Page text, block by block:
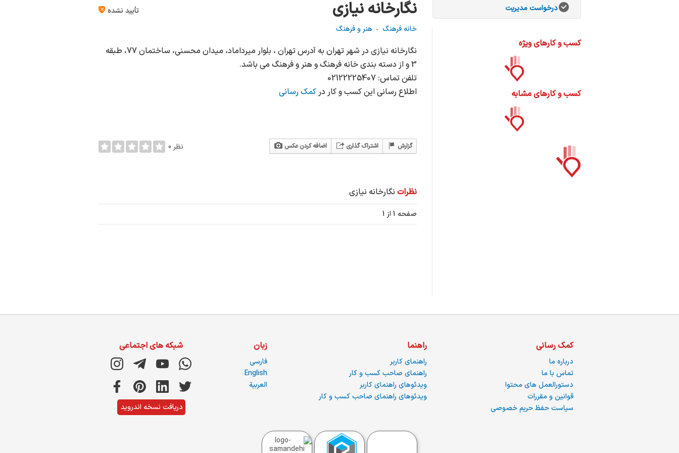
نگارخانه نیازی
تأیید نشده
خانه فرهنگ
هنر و فرهنگ
نگارخانه نیازی در شهر تهران به آدرس تهران ، بلوار میرداماد، میدان محسنی، ساختمان 77، طبقه
3 و از دسته بندی خانه فرهنگ و هنر و فرهنگ می باشد.
تلفن تماس: 02122225407
اطلاع رسانی این کسب و کار درکمک رسانی
اضافه کردن عکس اشتراک گذاری گزارش 0 نظر
نظرات نگارخانه نیازی
صفحه 1 از 1
درخواست مدیریت
کسب و کارهای ویژه
کسب و کارهای مشابه
کمک رسانی
درباره ما
تماس با ما
دستورالعمل های محتوا
قوانین و مقررات
سیاست حفظ حریم خصوصی
راهنما
راهنمای کاربر
راهنمای صاحب کسب و کار
ویدئوهای راهنمای کاربر
ویدئوهای راهنمای صاحب کسب و کار
زبان
فارسی
English
العربية
شبکه های اجتماعی
دریافت نسخه اندروید